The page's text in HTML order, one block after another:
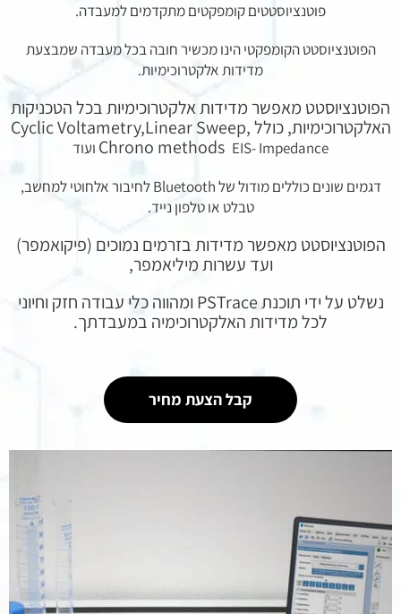
פוטנציוסטטים קומפקטים מתקדמים למעבדה.
הפוטנציוסטט הקומפקטי הינו מכשיר חובה בכל מעבדה שמבצעת
מדידות אלקטרוכימיות.
הפוטנציוסטט מאפשר מדידות אלקטרוכימיות בכל הטכניקות
האלקטרוכימיות, כולל Cyclic Voltametry,Linear Sweep,
Chrono methodsEIS- Impedance ועוד
דגמים שונים כוללים מודול של Bluetooth לחיבור אלחוטי למחשב,
טבלט או טלפון נייד.
הפוטנציוסטט מאפשר מדידות בזרמים נמוכים (פיקואמפר)
ועד עשרות מיליאמפר,
נשלט על ידי תוכנת PSTrace ומהווה כלי עבודה חזק וחיוני
לכל מדידות האלקטרוכימיה במעבדתך.
קבל הצעת מחיר